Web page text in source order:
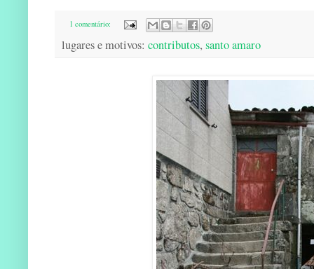
1 comentário:
lugares e motivos: contributos, santo amaro